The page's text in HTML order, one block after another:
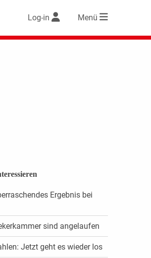
Log-in Menü
Ergebnis bei
sind angelaufen
Jetzt geht es wieder los